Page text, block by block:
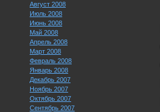
Август 2008
Июль 2008
Июнь 2008
Май 2008
Апрель 2008
Март 2008
Февраль 2008
Январь 2008
Декабрь 2007
Ноябрь 2007
Октябрь 2007
Сентябрь 2007